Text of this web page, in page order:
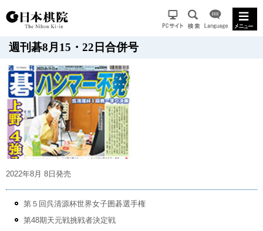
週刊碁8月15・22日合併号
2022年8月 8日発売
第５回呉清源杯世界女子囲碁選手権
第48期天元戦挑戦者決定戦